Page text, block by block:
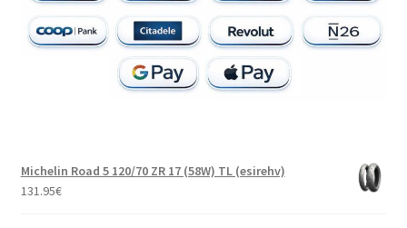
Michelin Road 5 120/70 ZR 17 (58W) TL (esirehv)
131.95€